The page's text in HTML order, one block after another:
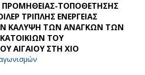
ΤΟΠΟΘΕΤΗΣΗΣ
ΤΡΙΠΛΗΣ ΕΝΕΡΓΕΙΑΣ
ΚΑΛΥΨΗ ΤΩΝ ΑΝΑΓΚΩΝ ΤΩΝ
ΤΟΥ
ΑΙΓΑΙΟΥ ΣΤΗ ΧΙΟ